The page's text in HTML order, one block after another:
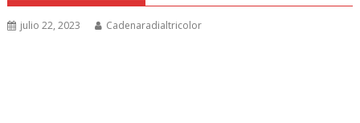
julio 22, 2023 Cadenaradialtricolor